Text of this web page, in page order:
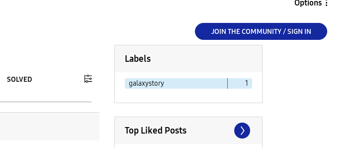
Options
JOIN THE COMMUNITY / SIGN IN
SOLVED
Labels
galaxystory 1
Top Liked Posts